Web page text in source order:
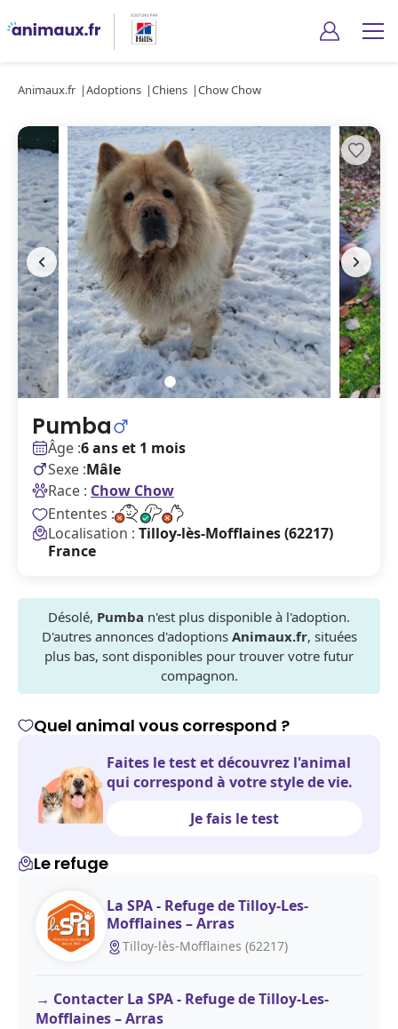
Animaux.fr Adoptions Chiens Chow Chow
Pumba
Âge :6 ans et 1 mois
Sexe :Mâle
Race : Chow Chow
Ententes :
Localisation : Tilloy-lès-Mofflaines (62217)
France
Désolé, Pumba n'est plus disponible à l'adoption.
D'autres annonces d'adoptions Animaux.fr, situées
plus bas, sont disponibles pour trouver votre futur
compagnon.
Quel animal vous correspond ?
Faites le test et découvrez l'animal
qui correspond à votre style de vie.
Je fais le test
Le refuge
La SPA - Refuge de Tilloy-Les-
Mofflaines – Arras
Tilloy-lès-Mofflaines (62217)
Contacter La SPA - Refuge de Tilloy-Les-
Mofflaines – Arras